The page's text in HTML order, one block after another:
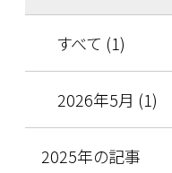
すべて (1)
2026年5月 (1)
2025年の記事